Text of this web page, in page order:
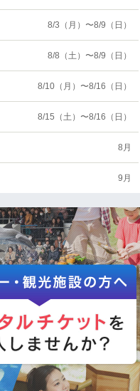
8/3（月）〜8/9（日）
8/8（土）〜8/9（日）
8/10（月）〜8/16（日）
8/15（土）〜8/16（日）
8月
9月